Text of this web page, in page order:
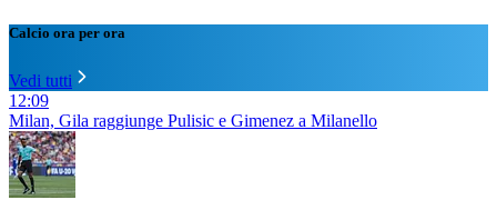
Calcio ora per ora
Vedi tutti
12:09
Milan, Gila raggiunge Pulisic e Gimenez a Milanello